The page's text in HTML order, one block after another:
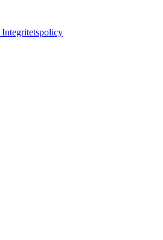
Integritetspolicy